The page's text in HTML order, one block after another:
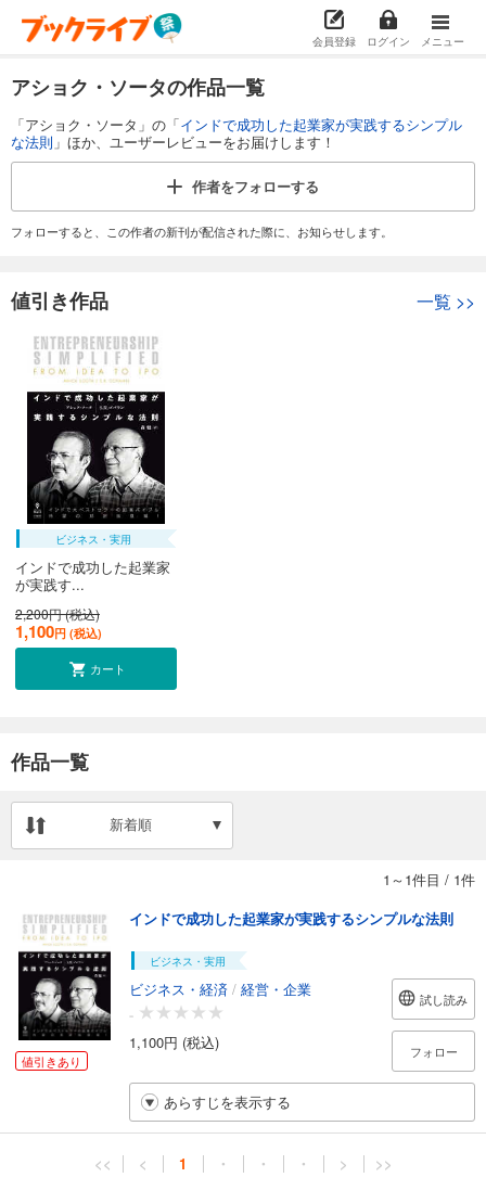
会員登録 ログイン メニュー
アショク・ソータの作品一覧
「アショク・ソータ」の「インドで成功した起業家が実践するシンプル
な法則 」ほか、ユーザーレビューをお届けします！
作者をフォローする
フォローすると、この作者の新刊が配信された際に、お知らせします。
値引き作品 一覧 >>
ビジネス・実用
インドで成功した起業家
が実践す...
2,200円 (税込)
1,100円 (税込)
カート
作品一覧
新着順
1～1件目 / 1件
値引きあり
インドで成功した起業家が実践するシンプルな法則
ビジネス・実用
ビジネス・経済 / 経営・企業
-
1,100円 (税込)
試し読み
フォロー
あらすじを表示する
<< < 1 ・ ・ ・ > >>